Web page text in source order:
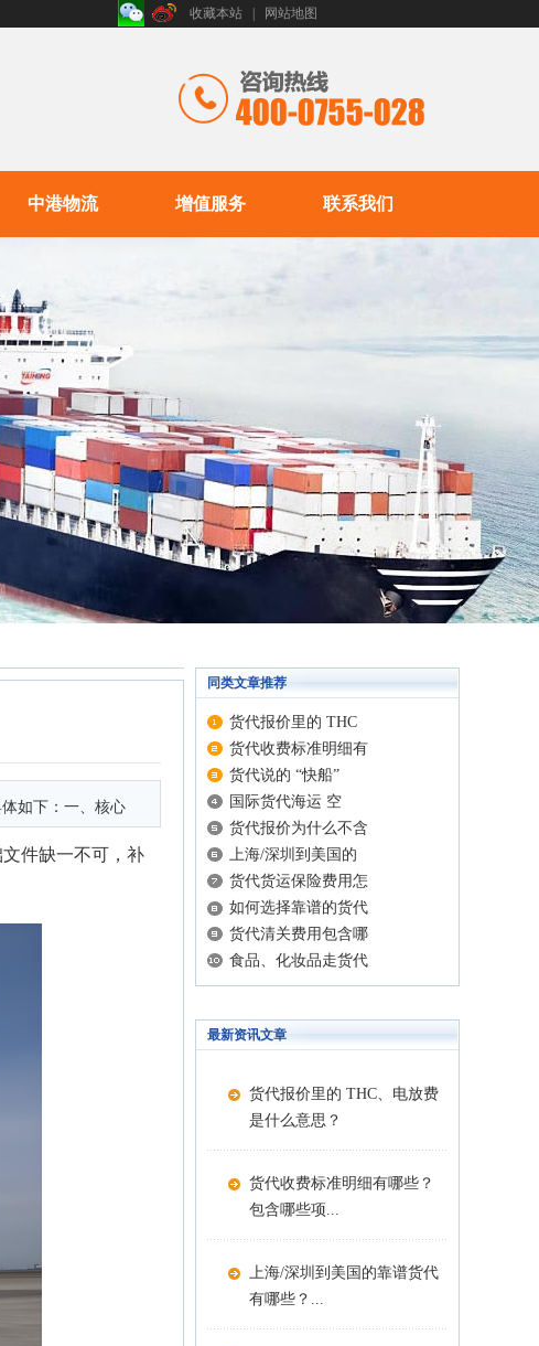
收藏本站 网站地图
中港物流 增值服务 联系我们
如下：一、核心
件缺一不可，补
同类文章推荐
货代报价里的 THC
货代收费标准明细有
货代说的 “快船”
国际货代海运 空
货代报价为什么不含
上海/深圳到美国的
货代货运保险费用怎
如何选择靠谱的货代
货代清关费用包含哪
食品、化妆品走货代
最新资讯文章
货代报价里的 THC、电放费
是什么意思？
货代收费标准明细有哪些？
包含哪些项...
上海/深圳到美国的靠谱货代
有哪些？...